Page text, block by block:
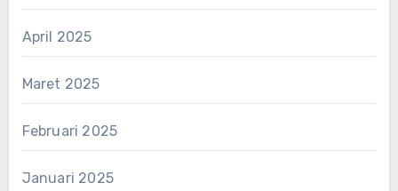
April 2025
Maret 2025
Februari 2025
Januari 2025